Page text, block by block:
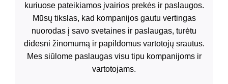
kuriuose pateikiamos įvairios prekės ir paslaugos.
Mūsų tikslas, kad kompanijos gautu vertingas
nuorodas į savo svetaines ir paslaugas, turėtu
didesni žinomumą ir papildomus vartotojų srautus.
Mes siūlome paslaugas visu tipu kompanijoms ir
vartotojams.